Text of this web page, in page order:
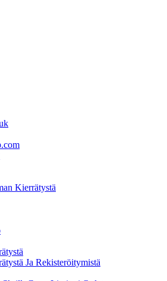
Kierrätystä
Ja Rekisteröitymistä